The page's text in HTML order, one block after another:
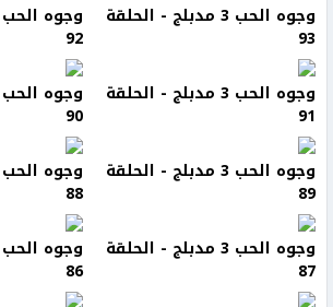
وجوه الحب 3 مدبلج - الحلقة
93
92
وجوه الحب 3 مدبلج - الحلقة
91
90
وجوه الحب 3 مدبلج - الحلقة
89
88
وجوه الحب 3 مدبلج - الحلقة
87
86